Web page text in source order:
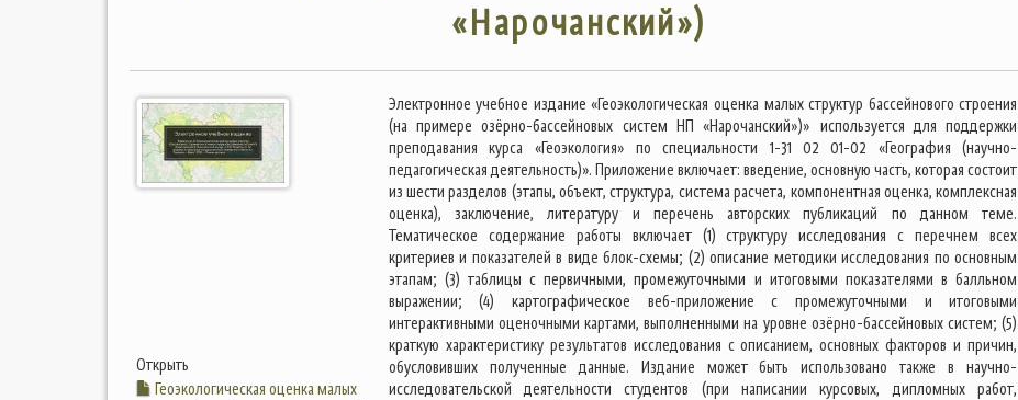
«Нарочанский»)
Открыть
Геоэкологическая оценка малых
Электронное учебное издание «Геоэкологическая оценка малых структур бассейнового строения
(на примере озёрно-бассейновых систем НП «Нарочанский»)» используется для поддержки
преподавания курса «Геоэкология» по специальности 1-31 02 01-02 «География (научно-
педагогическая деятельность)». Приложение включает: введение, основную часть, которая состоит
из шести разделов (этапы, объект, структура, система расчета, компонентная оценка, комплексная
оценка), заключение, литературу и перечень авторских публикаций по данном теме.
Тематическое содержание работы включает (1) структуру исследования с перечнем всех
критериев и показателей в виде блок-схемы; (2) описание методики исследования по основным
этапам; (3) таблицы с первичными, промежуточными и итоговыми показателями в балльном
выражении; (4) картографическое веб-приложение с промежуточными и итоговыми
интерактивными оценочными картами, выполненными на уровне озёрно-бассейновых систем; (5)
краткую характеристику результатов исследования с описанием, основных факторов и причин,
обусловивших полученные данные. Издание может быть использовано также в научно-
исследовательской деятельности студентов (при написании курсовых, дипломных работ,